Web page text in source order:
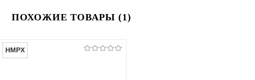
ПОХОЖИЕ ТОВАРЫ (1)
HMPX